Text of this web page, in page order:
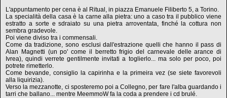
L'appuntamento per cena è al Ritual, in piazza Emanuele Filiberto 5, a Torino.
La specialità della casa è la carne alla pietra: uno a caso tra il pubblico viene
estratto a sorte e sdraiato su una pietra arroventata, finché la cottura non
sembra gradevole.
Poi viene diviso tra i commensali.
Come da tradizione, sono esclusi dall'estrazione quelli che hanno il pass di
Alan Magnetti (un po' come il berretto frigio del carnevale delle arance di
Ivrea), quindi verrete gentilmente invitati a toglierlo... ma solo per poco, poi
potrete rimetterlo.
Come bevande, consiglio la capirinha e la primeira vez (se siete favorevoli
alla liquirizia).
Verso la mezzanotte, ci sposteremo poi a Collegno, per fare l'alba guardando i
tarri che ballano... mentre MeemmoW fa la coda a prendere i cd brulé.